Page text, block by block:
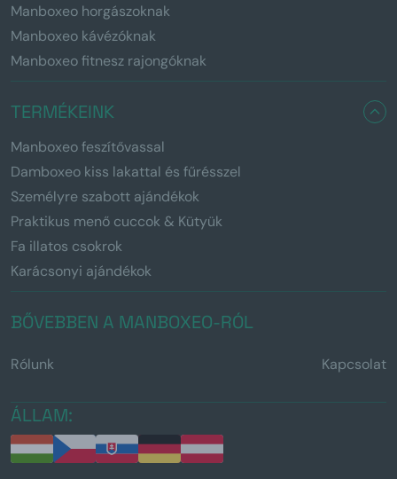
Manboxeo horgászoknak
Manboxeo kávézóknak
Manboxeo fitnesz rajongóknak
TERMÉKEINK
Manboxeo feszítővassal
Damboxeo kiss lakattal és fűrésszel
Személyre szabott ajándékok
Praktikus menő cuccok & Kütyük
Fa illatos csokrok
Karácsonyi ajándékok
BŐVEBBEN A MANBOXEO-RÓL
Rólunk Kapcsolat
ÁLLAM: